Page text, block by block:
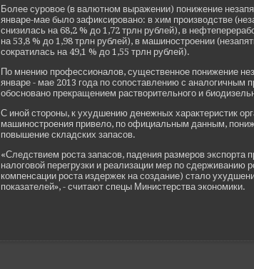
Более суровое (в валютном выражении) понижение
январе-мае было зафиксировано: в хим производстве­
снизилась на 68,2 % до 1,72 трлн рублей), в
на 53,8 % до 1,98 трлн рублей), в машиностроении
сократилась на 49,1 % до 1,55 трлн рублей).
По мнению профессионалов, существе­нное понижение
январе - мае 2013 года по сопоставлению с аналогичным
обосновано прекращением растворительного и
С иной стороны, к ухудшению де­нежных характеристик
машиностроения приве­ло, по официальным данным,
повышение складских запасов.
«Следствием роста запасов, паде­ния размеров экспорта
налоговой перегрузки и реализации мер по сде­рживанию
компенсации роста изде­ржек на создание) стало
показателей», - считают спецы Министерства экономики.